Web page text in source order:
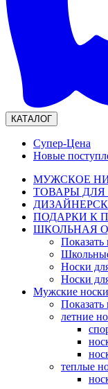
КАТАЛОГ
Супер-Цена
Новые
МУЖСКОЕ
ТОВАРЫ
ПОДАРКИ К
ШКОЛЬНАЯ
Показать
Носки
Носки
Мужские
Показать
летние
теплые